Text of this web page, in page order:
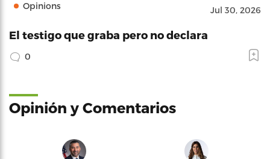
Opinions Jul 30, 2026
El testigo que graba pero no declara
0
Opinión y Comentarios